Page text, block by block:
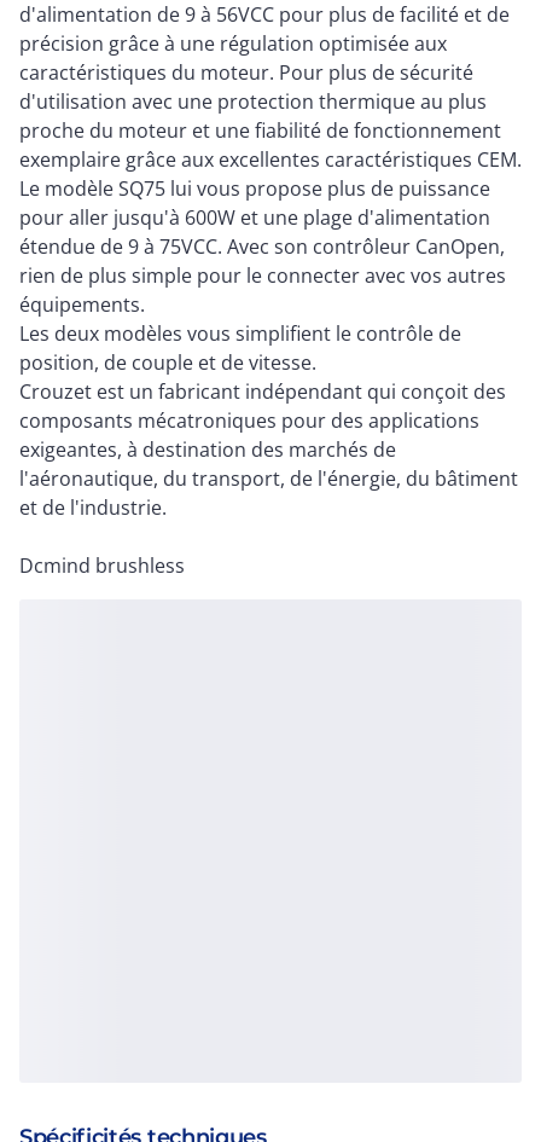
d'alimentation de 9 à 56VCC pour plus de facilité et de
précision grâce à une régulation optimisée aux
caractéristiques du moteur. Pour plus de sécurité
d'utilisation avec une protection thermique au plus
proche du moteur et une fiabilité de fonctionnement
exemplaire grâce aux excellentes caractéristiques CEM.
Le modèle SQ75 lui vous propose plus de puissance
pour aller jusqu'à 600W et une plage d'alimentation
étendue de 9 à 75VCC. Avec son contrôleur CanOpen,
rien de plus simple pour le connecter avec vos autres
équipements.
Les deux modèles vous simplifient le contrôle de
position, de couple et de vitesse.
Crouzet est un fabricant indépendant qui conçoit des
composants mécatroniques pour des applications
exigeantes, à destination des marchés de
l'aéronautique, du transport, de l'énergie, du bâtiment
et de l'industrie.
Dcmind brushless